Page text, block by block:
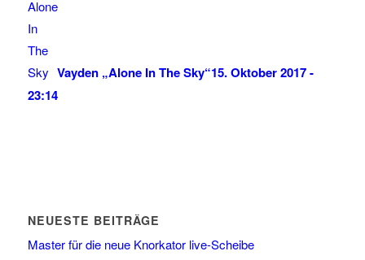
Vayden „Alone In The Sky“15. Oktober 2017 -
23:14
NEUESTE BEITRÄGE
Master für die neue Knorkator live-Scheibe